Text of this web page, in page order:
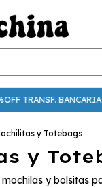
BANCARIA 3
y Totebags
y
y bolsitas